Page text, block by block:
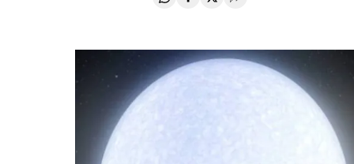
Compartir en Whatsapp
Compartir en Facebook
Compartir en Twitter
Desplegar Redes